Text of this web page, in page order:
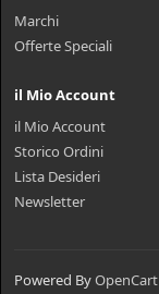
Marchi
Offerte Speciali
il Mio Account
il Mio Account
Storico Ordini
Lista Desideri
Newsletter
Powered ByOpenCart